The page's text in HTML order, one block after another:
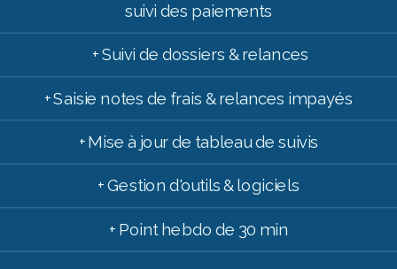
suivi des paiements
+ Suivi de dossiers & relances
+ Saisie notes de frais & relances impayés
+ Mise à jour de tableau de suivis
+ Gestion d'outils & logiciels
+ Point hebdo de 30 min